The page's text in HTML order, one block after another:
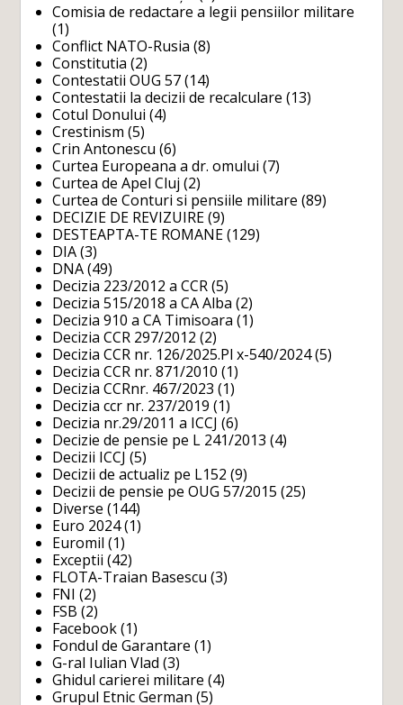
Comisia de redactare a legii pensiilor militare
(1)
Conflict NATO-Rusia (8)
Constitutia (2)
Contestatii OUG 57 (14)
Contestatii la decizii de recalculare (13)
Cotul Donului (4)
Crestinism (5)
Crin Antonescu (6)
Curtea Europeana a dr. omului (7)
Curtea de Apel Cluj (2)
Curtea de Conturi si pensiile militare (89)
DECIZIE DE REVIZUIRE (9)
DESTEAPTA-TE ROMANE (129)
DIA (3)
DNA (49)
Decizia 223/2012 a CCR (5)
Decizia 515/2018 a CA Alba (2)
Decizia 910 a CA Timisoara (1)
Decizia CCR 297/2012 (2)
Decizia CCR nr. 126/2025.Pl x-540/2024(5)
Decizia CCR nr. 871/2010 (1)
Decizia CCRnr. 467/2023 (1)
Decizia ccr nr. 237/2019 (1)
Decizia nr.29/2011 a ICCJ (6)
Decizie de pensie pe L 241/2013 (4)
Decizii ICCJ (5)
Decizii de actualiz pe L152 (9)
Decizii de pensie pe OUG 57/2015 (25)
Diverse (144)
Euro 2024(1)
Euromil (1)
Exceptii (42)
FLOTA-Traian Basescu (3)
FNI (2)
FSB (2)
Facebook (1)
Fondul de Garantare (1)
G-ral Iulian Vlad (3)
Ghidul carierei militare (4)
Grupul Etnic German (5)